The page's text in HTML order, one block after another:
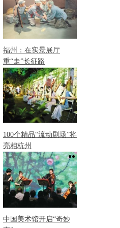
福州：在实景展厅
重“走”长征路
100个精品“流动剧场”将
亮相杭州
中国美术馆开启“奇妙